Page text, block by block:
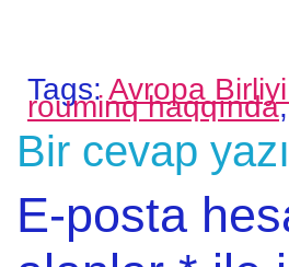
Tags:Avropa
rouminq haqqında
Bir cevap
E-posta